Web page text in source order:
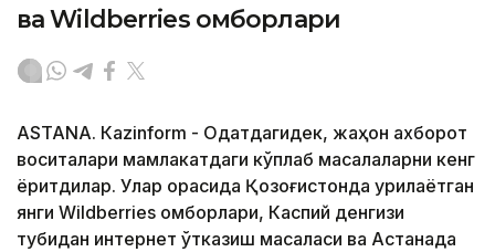
ва Wildberries омборлари
ASTANА. Кazinform - Одатдагидек, жаҳон ахборот
воситалари мамлакатдаги кўплаб масалаларни кенг
ёритдилар. Улар орасида Қозоғистонда қурилаётган
янги Wildberries омборлари, Каспий денгизи
тубидан интернет ўтказиш масаласи ва Астанада